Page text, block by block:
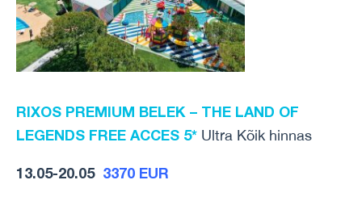
RIXOS PREMIUM BELEK – THE LAND OF
LEGENDS FREE ACCES 5* Ultra Kõik hinnas
13.05-20.05 3370 EUR